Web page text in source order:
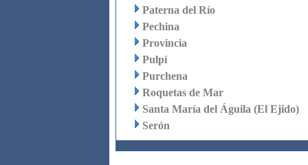
Paterna del Río
Pechina
Provincia
Pulpí
Purchena
Roquetas de Mar
Santa María del Águila (El Ejido)
Serón